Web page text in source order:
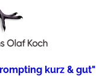
kurz & gut"